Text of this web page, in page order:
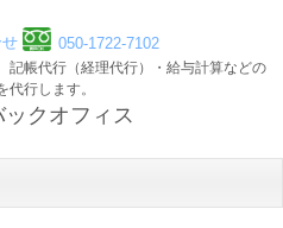
050-1722-7102
記帳代行（経理代行）・給与計算などの
代行します。
クオフィス